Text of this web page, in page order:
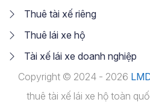
Thuê tài xế riêng
Thuê lái xe hộ
Tài xế lái xe doanh nghiệp
Copyright © 2024 - 2026
thuê tài xế lái xe hộ toàn